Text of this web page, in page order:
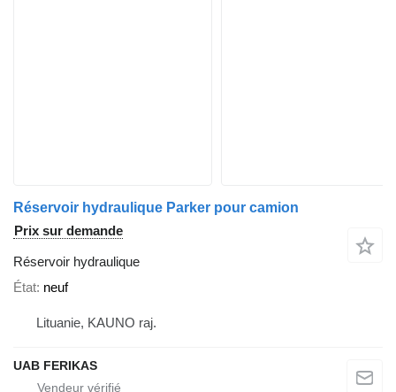
Réservoir hydraulique Parker pour camion
Prix sur demande
Réservoir hydraulique
État neuf
Lituanie, KAUNO raj.
UAB FERIKAS